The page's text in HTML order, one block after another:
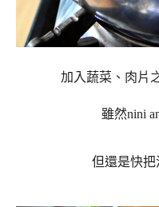
加入蔬菜、肉片
雖然nini
但還是快